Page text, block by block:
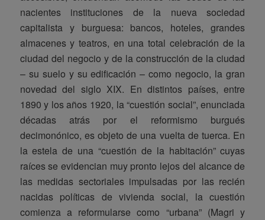
nacientes instituciones de la nueva sociedad
capitalista y burguesa: bancos, hoteles, grandes
almacenes y teatros, en una total celebración de la
ciudad del negocio y de la construcción de la ciudad
– su suelo y su edificación – como negocio, la gran
novedad del siglo XIX. En distintos países, entre
1890 y los años 1920, la “cuestión social”, enunciada
décadas atrás por el reformismo burgués
decimonónico, es objeto de una vuelta de tuerca. En
la estela de una “cuestión de la habitación” cuyas
raíces se evidencian muy pronto lejos del alcance de
las medidas sectoriales impulsadas por las recién
nacidas políticas de vivienda social, la cuestión
comienza a reformularse como “urbana” (Magri y